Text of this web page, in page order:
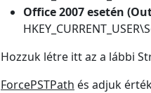
Office 2007 esetén
Hozzuk létre itt az a lábbi
ForcePSTPath és adjuk